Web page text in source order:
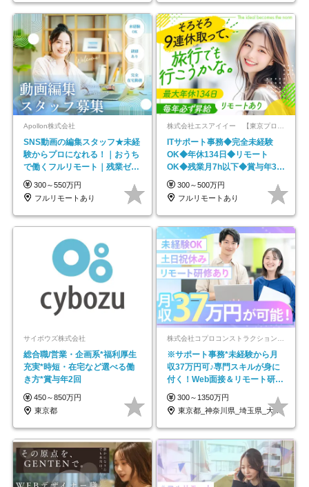
Apollon株式会社
SNS動画の編集スタッフ★未経
験からプロになれる！｜おうち
で働くフルリモート｜残業ゼロ
で18時退勤◎
300～550万円
フルリモートあり
ITサポート事務◆完全未経験
OK◆年休134日◆リモート
OK◆残業月7h以下◆賞与年3回
◆5年目まで必ず昇給
300～500万円
フルリモートあり
サイボウズ株式会社
総合職/営業・企画系*福利厚生
充実*時短・在宅など選べる働
き方*賞与年2回
450～850万円
東京都
※サポート事務*未経験から月
収37万円可♪専門スキルが身に
付く！Web面接＆リモート研修
も充実♪/a
300～1350万円
東京都_神奈川県_埼玉県_大阪府_愛知県…